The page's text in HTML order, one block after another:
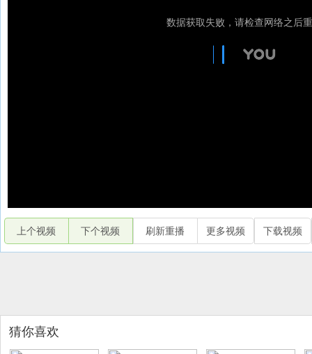
上个视频 下个视频 刷新重播 更多视频 下载视频
猜你喜欢